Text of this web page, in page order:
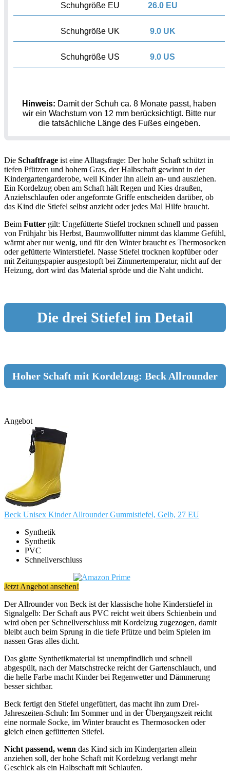
Schuhgröße EU 26.0 EU
Schuhgröße UK 9.0 UK
Schuhgröße US 9.0 US
Hinweis: Damit der Schuh ca. 8 Monate passt, haben
wir ein Wachstum von 12 mm berücksichtigt. Bitte nur
die tatsächliche Länge des Fußes eingeben.
Die Schaftfrage ist eine Alltagsfrage: Der hohe Schaft schützt in
tiefen Pfützen und hohem Gras, der Halbschaft gewinnt in der
Kindergartengarderobe, weil Kinder ihn allein an- und ausziehen.
Ein Kordelzug oben am Schaft hält Regen und Kies draußen,
Anziehschlaufen oder angeformte Griffe entscheiden darüber, ob
das Kind die Stiefel selbst anzieht oder jedes Mal Hilfe braucht.
Beim Futter gilt: Ungefütterte Stiefel trocknen schnell und passen
von Frühjahr bis Herbst, Baumwollfutter nimmt das klamme Gefühl,
wärmt aber nur wenig, und für den Winter braucht es Thermosocken
oder gefütterte Winterstiefel. Nasse Stiefel trocknen kopfüber oder
mit Zeitungspapier ausgestopft bei Zimmertemperatur, nicht auf der
Heizung, dort wird das Material spröde und die Naht undicht.
Die drei Stiefel im Detail
Hoher Schaft mit Kordelzug: Beck Allrounder
Angebot
Beck Unisex Kinder Allrounder Gummistiefel, Gelb, 27 EU
Synthetik
Synthetik
PVC
Schnellverschluss
Jetzt Angebot ansehen!
Der Allrounder von Beck ist der klassische hohe Kinderstiefel in
Signalgelb: Der Schaft aus PVC reicht weit übers Schienbein und
wird oben per Schnellverschluss mit Kordelzug zugezogen, damit
bleibt auch beim Sprung in die tiefe Pfütze und beim Spielen im
nassen Gras alles dicht.
Das glatte Synthetikmaterial ist unempfindlich und schnell
abgespült, nach der Matschstrecke reicht der Gartenschlauch, und
die helle Farbe macht Kinder bei Regenwetter und Dämmerung
besser sichtbar.
Beck fertigt den Stiefel ungefüttert, das macht ihn zum Drei-
Jahreszeiten-Schuh: Im Sommer und in der Übergangszeit reicht
eine normale Socke, im Winter braucht es Thermosocken oder
gleich einen gefütterten Stiefel.
Nicht passend, wenn das Kind sich im Kindergarten allein
anziehen soll, der hohe Schaft mit Kordelzug verlangt mehr
Geschick als ein Halbschaft mit Schlaufen.